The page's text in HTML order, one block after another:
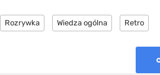
Rozrywka Wiedza ogólna Retro